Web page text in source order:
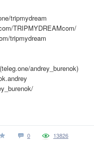
tripmydream
TRIPMYDREAMcom/
tripmydream
andrey_burenok)
0 13826